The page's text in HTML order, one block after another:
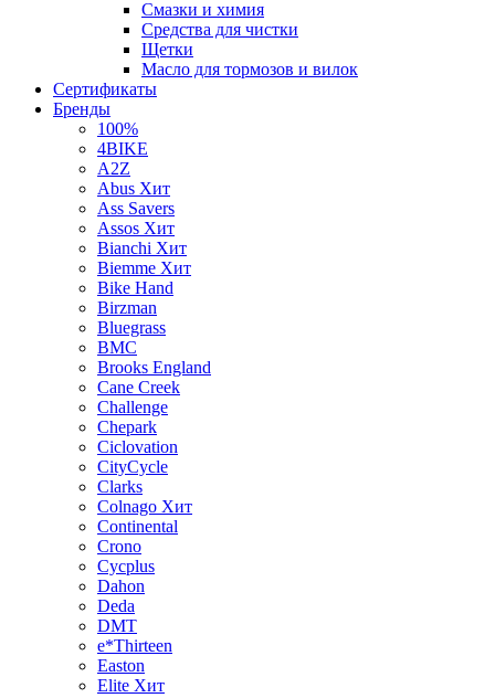
Смазки и химия
Средства для чистки
Щетки
Масло для тормозов и вилок
Сертификаты
Бренды
100%
4BIKE
A2Z
Abus Хит
Ass Savers
Assos Хит
Bianchi Хит
Biemme Хит
Bike Hand
Birzman
Bluegrass
BMC
Brooks England
Cane Creek
Challenge
Chepark
Ciclovation
CityCycle
Clarks
Colnago Хит
Continental
Crono
Cycplus
Dahon
Deda
DMT
e*Thirteen
Easton
Elite Хит